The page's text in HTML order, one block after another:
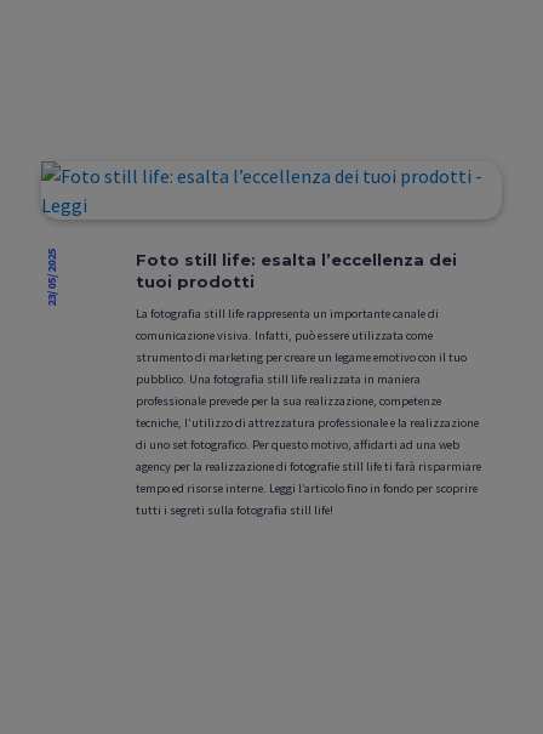
23/05/2025
Foto still life: esalta l’eccellenza dei
tuoi prodotti
La fotografia still life rappresenta un importante canale di
comunicazione visiva. Infatti, può essere utilizzata come
strumento di marketing per creare un legame emotivo con il tuo
pubblico. Una fotografia still life realizzata in maniera
professionale prevede per la sua realizzazione, competenze
tecniche, l’utilizzo di attrezzatura professionale e la realizzazione
di uno set fotografico. Per questo motivo, affidarti ad una web
agency per la realizzazione di fotografie still life ti farà risparmiare
tempo ed risorse interne. Leggi l’articolo fino in fondo per scoprire
tutti i segreti sulla fotografia still life!